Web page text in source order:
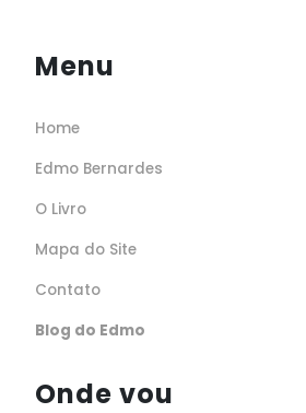
Menu
Home
Edmo Bernardes
O Livro
Mapa do Site
Contato
Blog do Edmo
Onde vou